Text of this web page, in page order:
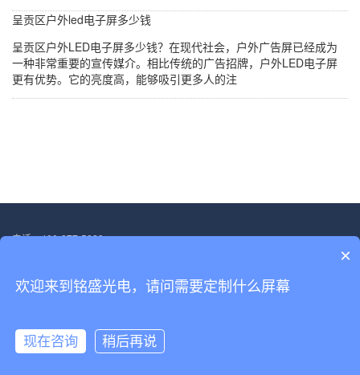
呈贡区户外led电子屏多少钱
呈贡区户外LED电子屏多少钱？在现代社会，户外广告屏已经成为
一种非常重要的宣传媒介。相比传统的广告招牌，户外LED电子屏
更有优势。它的亮度高，能够吸引更多人的注
电话：400-877-5828
Copyright © 2022-2030 深圳市铭盛光电科技有限公司 版权所有
×
欢迎来到铭盛光电，请问需要定制什么屏幕
现在咨询 稍后再说